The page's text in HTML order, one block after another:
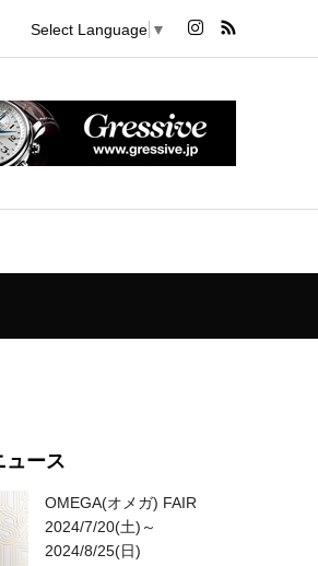
Select Language ▼
ュース
OMEGA(オメガ) FAIR
2024/7/20(土)～
2024/8/25(日)